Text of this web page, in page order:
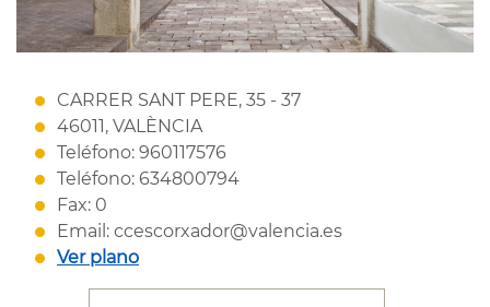
CARRER SANT PERE, 35 - 37
46011, VALÈNCIA
Teléfono: 960117576
Teléfono: 634800794
Fax: 0
Email: ccescorxador@valencia.es
Ver plano